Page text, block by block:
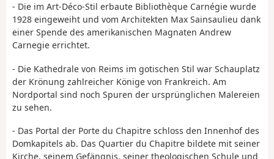
- Die im Art-Déco-Stil erbaute Bibliothèque Carnégie wurde
1928 eingeweiht und vom Architekten Max Sainsaulieu dank
einer Spende des amerikanischen Magnaten Andrew
Carnegie errichtet.
- Die Kathedrale von Reims im gotischen Stil war Schauplatz
der Krönung zahlreicher Könige von Frankreich. Am
Nordportal sind noch Spuren der ursprünglichen Malereien
zu sehen.
- Das Portal der Porte du Chapitre schloss den Innenhof des
Domkapitels ab. Das Quartier du Chapitre bildete mit seiner
Kirche, seinem Gefängnis, seiner theologischen Schule und